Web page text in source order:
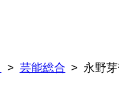
芸能総合 永野